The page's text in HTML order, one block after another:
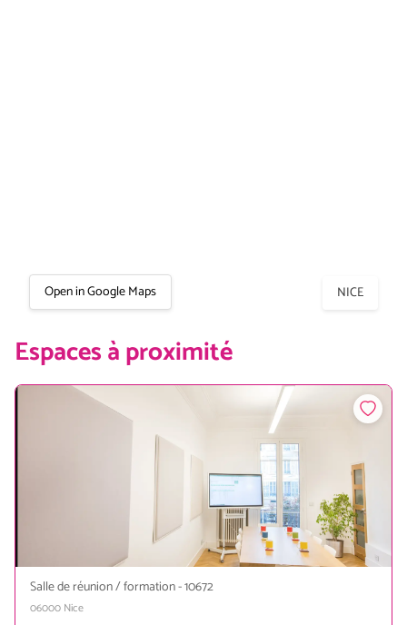
Open in Google Maps NICE
Espaces à proximité
Salle de réunion / formation-10672
06000 Nice